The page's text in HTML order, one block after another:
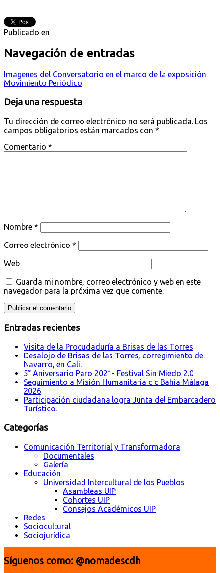
Publicado en
Navegación de entradas
Imagenes del Conversatorio en el marco de la exposición
Movimiento Periódico
Deja una respuesta
Tu dirección de correo electrónico no será publicada. Los
campos obligatorios están marcados con *
Comentario *
Nombre *
Correo electrónico *
Web
Guarda mi nombre, correo electrónico y web en este
navegador para la próxima vez que comente.
Entradas recientes
Visita de la Procudaduría a Brisas de las Torres
Desalojo de Brisas de las Torres, corregimiento de
Navarro, en Cali.
5° Aniversario Paro 2021- Festival Sin Miedo 2.0
Seguimiento a Misión Humanitaria c c Bahía Málaga
2026
Participación ciudadana logra Junta del Embarcadero
Turístico.
Categorías
Comunicación Territorial y Transformadora
Documentales
Galería
Educación
Universidad Intercultural de los Pueblos
Asambleas UIP
Cohortes UIP
Consejos Académicos UIP
Redes
Sociocultural
Sociojurídica
Síguenos como: @nomadescdh